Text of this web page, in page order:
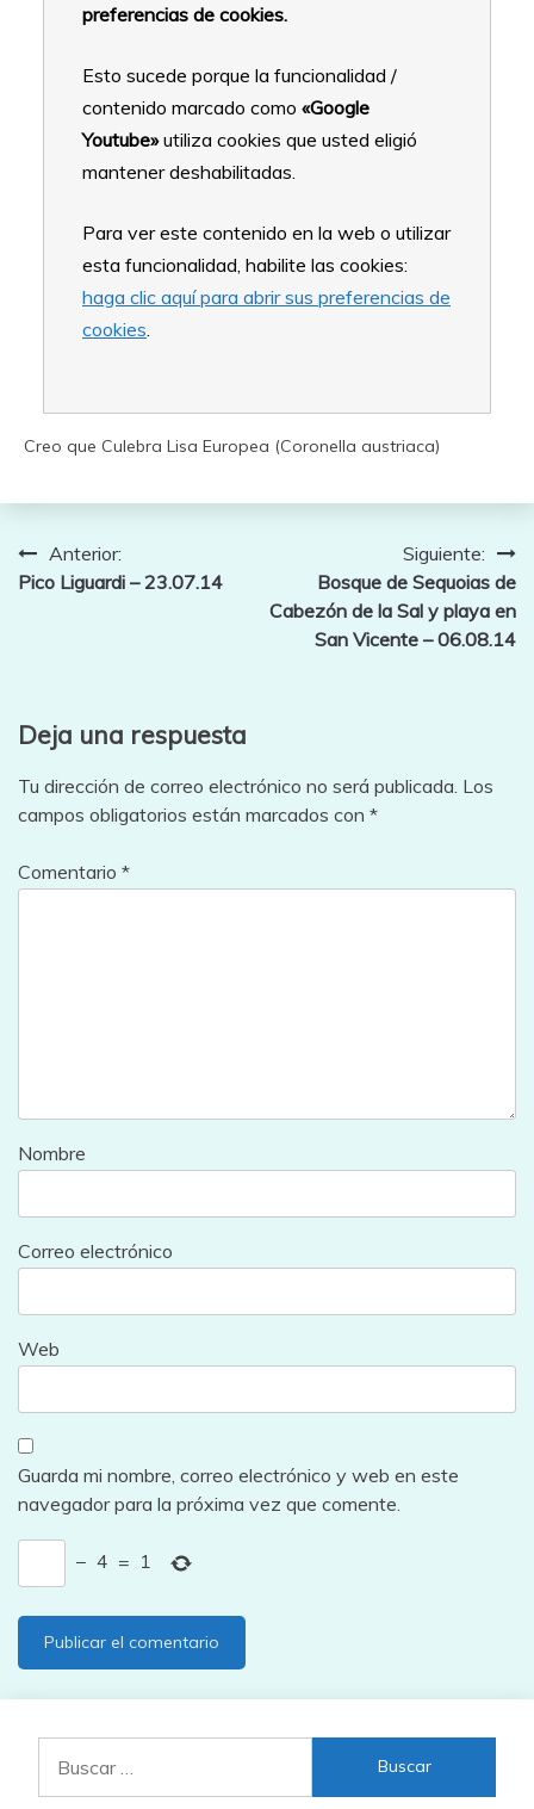
preferencias de cookies.
Esto sucede porque la funcionalidad /
contenido marcado como «Google
Youtube»utiliza cookies que usted eligió
mantener deshabilitadas.
Para ver este contenido en la web o utilizar
esta funcionalidad, habilite las cookies:
haga clic aquí para abrir sus preferencias de
cookies.
Creo que Culebra Lisa Europea (Coronella austriaca)
Navegación
Anterior:
Pico Liguardi – 23.07.14
Siguiente:
Bosque de Sequoias de
Cabezón de la Sal y playa en
San Vicente – 06.08.14
Deja una respuesta
Tu dirección de correo electrónico no será publicada. Los
campos obligatorios están marcados con *
Comentario *
Nombre
Correo electrónico
Web
Guarda mi nombre, correo electrónico y web en este
navegador para la próxima vez que comente.
− 4 = 1